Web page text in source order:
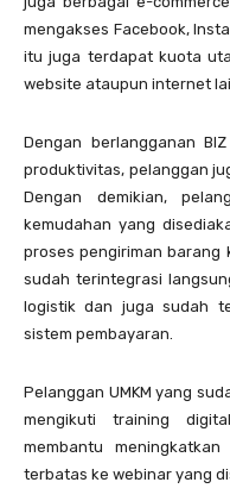
mengakses Facebook,
itu juga terdapat kuota
website ataupun internet
Dengan berlangganan
produktivitas, pelanggan
Dengan demikian,
kemudahan yang
proses pengiriman barang
sudah terintegrasi
logistik dan juga sudah
sistem pembayaran.
Pelanggan UMKM yang
mengikuti training
membantu
terbatas ke webinar yang